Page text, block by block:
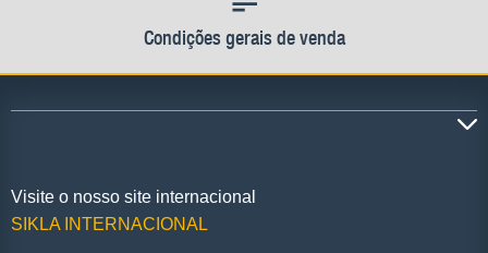
Condições gerais de venda
Visite o nosso site internacional
SIKLA INTERNACIONAL